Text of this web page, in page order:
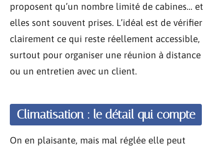
proposent qu’un nombre limité de cabines… et
elles sont souvent prises. L’idéal est de vérifier
clairement ce qui reste réellement accessible,
surtout pour organiser une réunion à distance
ou un entretien avec un client.
Climatisation : le détail qui compte
On en plaisante, mais mal réglée elle peut